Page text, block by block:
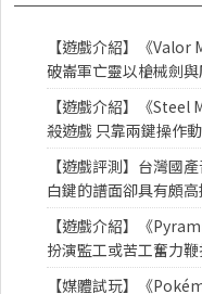
【遊戲介紹】《
破崙軍亡靈以槍械劍
【遊戲介紹】《Steel
殺遊戲 只靠兩鍵操作
【遊戲評測】台灣國
白鍵的譜面卻具有頗
【遊戲介紹】《
扮演監工或苦工奮力
【媒體試玩】《